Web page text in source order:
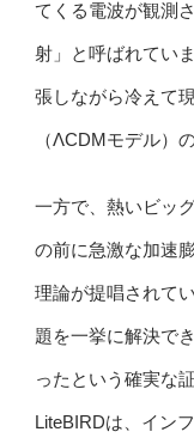
てくる電波が観測
射」と呼ばれてい
張しながら冷えて
（ΛCDMモデル）
一方で、熱いビッ
の前に急激な加速
理論が提唱されて
題を一挙に解決で
ったという確実な
LiteBIRDは、イン